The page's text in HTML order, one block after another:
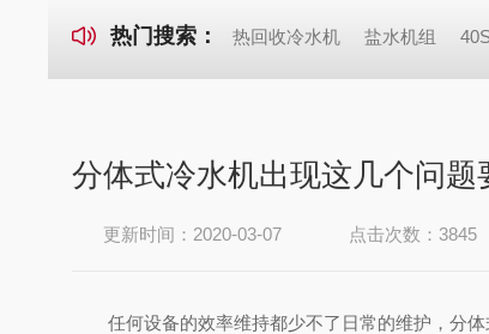
热门搜索： 热回收冷水机 盐水机组
分体式冷水机出现这几个问题
更新时间：2020-03-07 点击次数：3845
任何设备的效率维持都少不了日常的维护，分体